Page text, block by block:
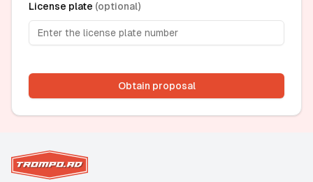
License plate (optional)
Obtain proposal